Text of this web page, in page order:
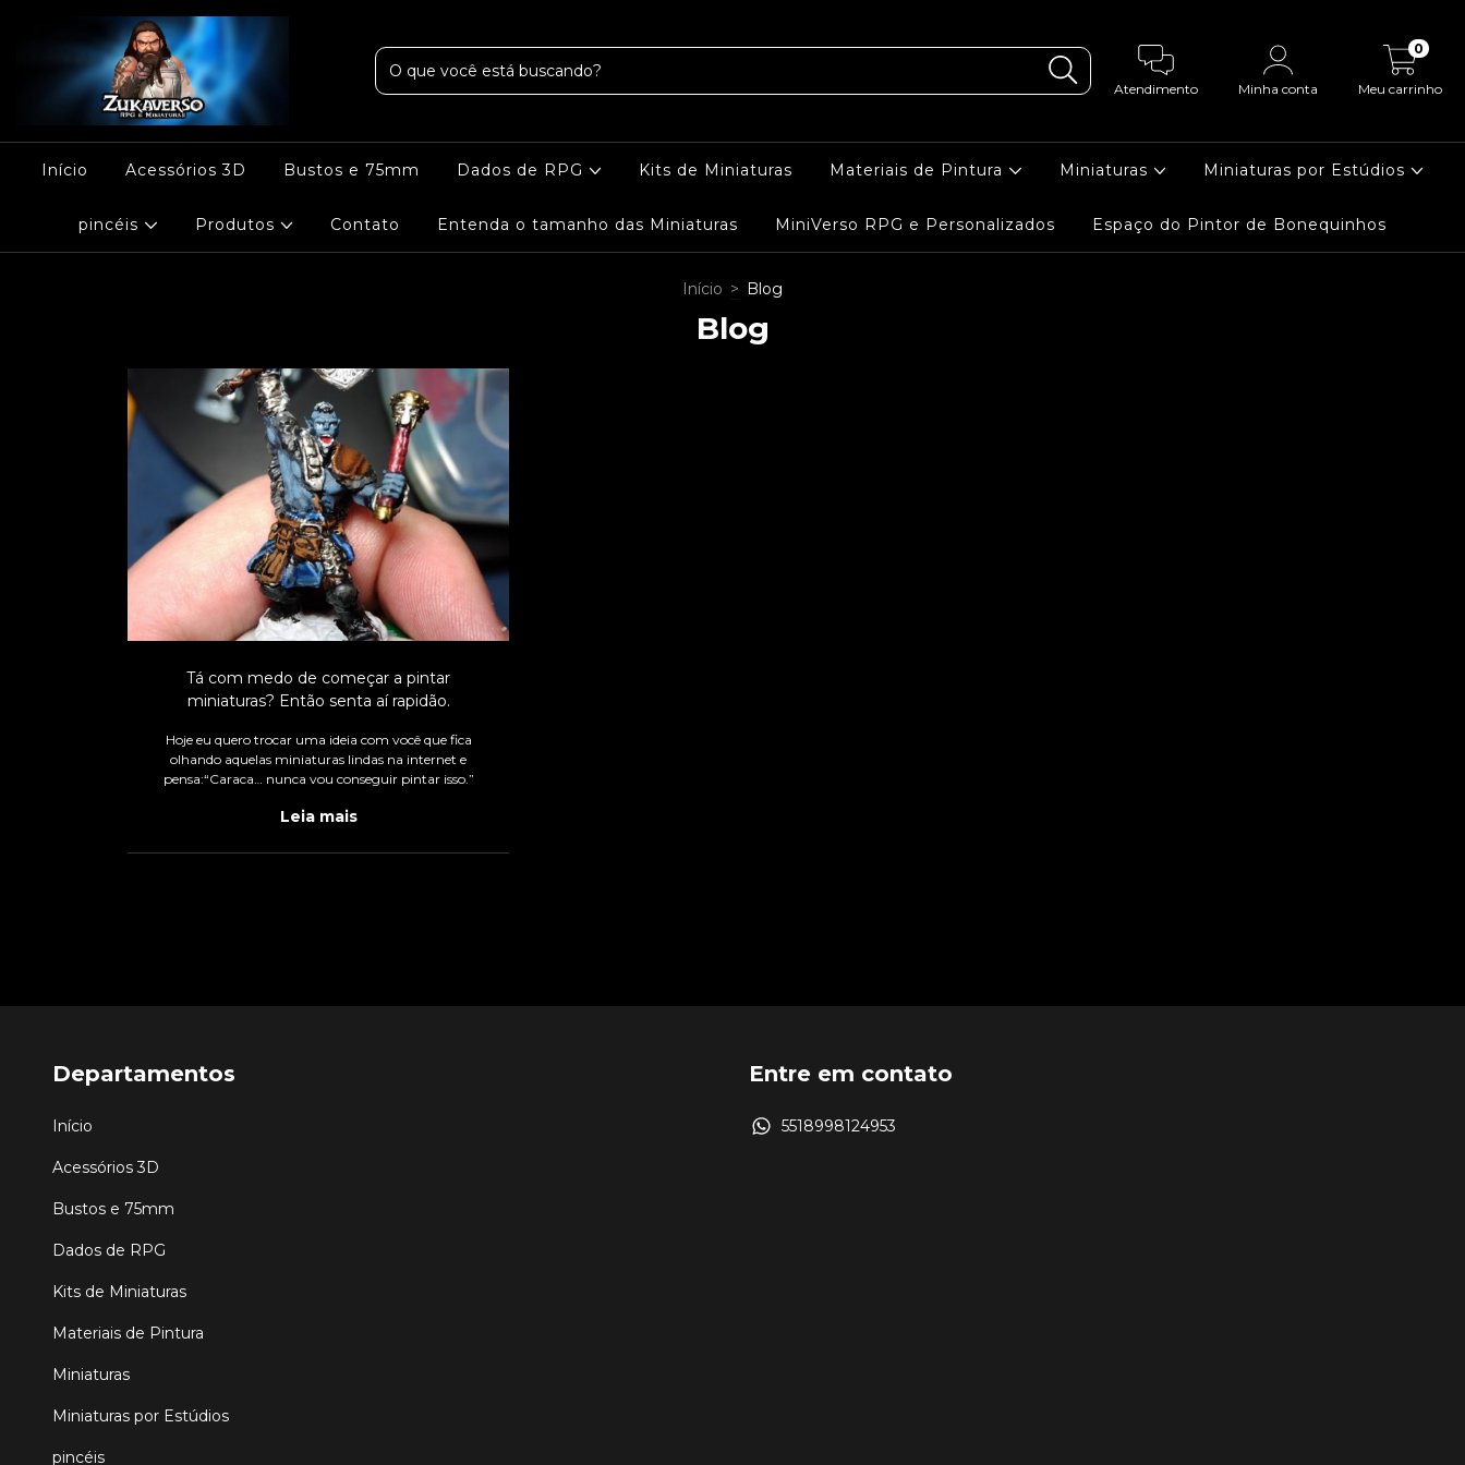
Atendimento Minha conta Meu carrinho
0
Início Acessórios 3D Bustos e 75mm Dados de RPG Kits de Miniaturas Materiais de Pintura Miniaturas Miniaturas por Estúdios
pincéis Produtos Contato Entenda o tamanho das Miniaturas MiniVerso RPG e Personalizados Espaço do Pintor de Bonequinhos
Início > Blog
Blog
Tá com medo de começar a pintar
miniaturas? Então senta aí rapidão.
Hoje eu quero trocar uma ideia com você que fica
olhando aquelas miniaturas lindas na internet e
pensa:“Caraca… nunca vou conseguir pintar isso.”
Leia mais
Departamentos
Início
Acessórios 3D
Bustos e 75mm
Dados de RPG
Kits de Miniaturas
Materiais de Pintura
Miniaturas
Miniaturas por Estúdios
pincéis
Entre em contato
5518998124953